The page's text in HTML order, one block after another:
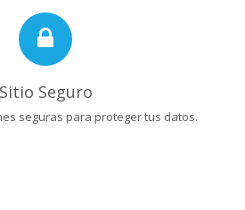
Sitio Seguro
seguras para proteger tus datos.